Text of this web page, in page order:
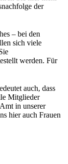
der
– bei den
sich viele
werden. Für
auch, dass
Mitglieder
in unserer
hier auch Frauen